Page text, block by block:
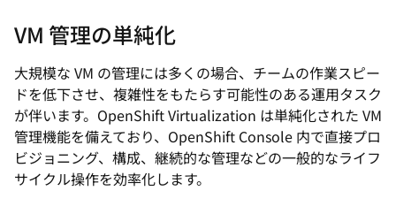
VM 管理の単純化
大規模な VM の管理には多くの場合、チームの作業スピー
ドを低下させ、複雑性をもたらす可能性のある運用タスク
が伴います。OpenShift Virtualization は単純化された VM
管理機能を備えており、OpenShift Console 内で直接プロ
ビジョニング、構成、継続的な管理などの一般的なライフ
サイクル操作を効率化します。